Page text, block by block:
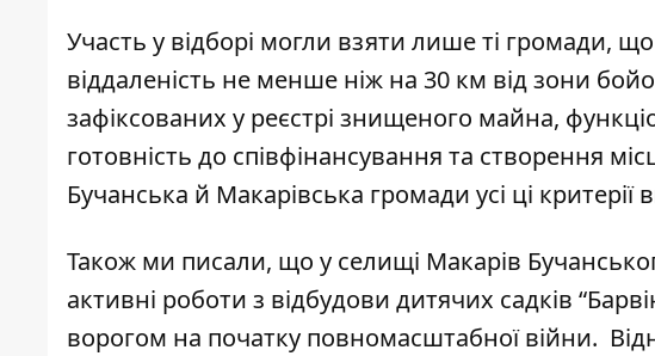
Участь у відборі могли взяти лише ті громади,
віддаленість не менше ніж на 30 км від зони
зафіксованих у реєстрі знищеного майна,
готовність до співфінансування та створення
Бучанська й Макарівська громади усі ці критерії
Також ми писали, що у селищі Макарів
активні роботи з відбудови дитячих садків
ворогом на початку повномасштабної війни.